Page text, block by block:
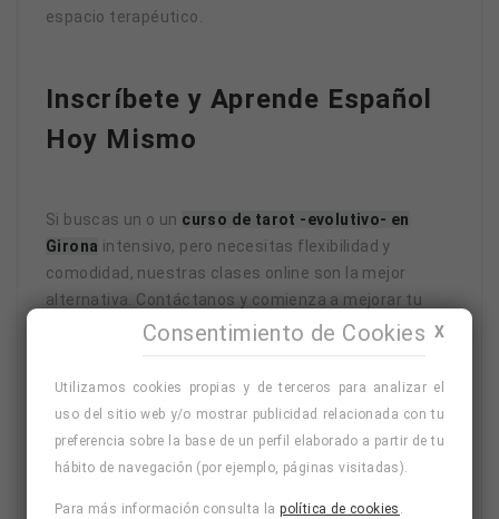
espacio terapéutico.
Inscríbete y Aprende Español
Hoy Mismo
Si buscas un o un curso de tarot -evolutivo- en
Girona intensivo, pero necesitas flexibilidad y
comodidad, nuestras clases online son la mejor
alternativa. Contáctanos y comienza a mejorar tu
español desde cualquier lugar.
Solicita
información
X
Consentimiento de Cookies
Utilizamos cookies propias y de terceros para analizar el
uso del sitio web y/o mostrar publicidad relacionada con tu
preferencia sobre la base de un perfil elaborado a partir de tu
hábito de navegación (por ejemplo, páginas visitadas).
Para más información consulta lapolítica de cookies